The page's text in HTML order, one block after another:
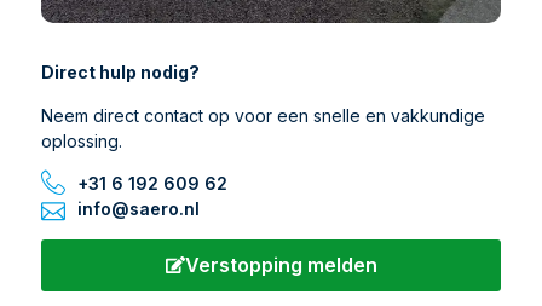
Direct hulp nodig?
Neem direct contact op voor een snelle en vakkundige
oplossing.
+31 6 192 609 62
info@saero.nl
Verstopping melden